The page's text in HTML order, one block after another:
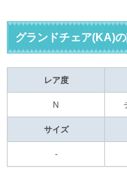
グランドチェア(KA)
レア度
N
サイズ
-